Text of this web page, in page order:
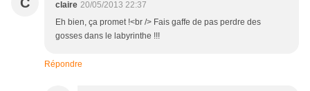
claire 20/05/2013 22:37
Eh bien, ça promet !<br /> Fais gaffe de pas perdre des
gosses dans le labyrinthe !!!
Répondre